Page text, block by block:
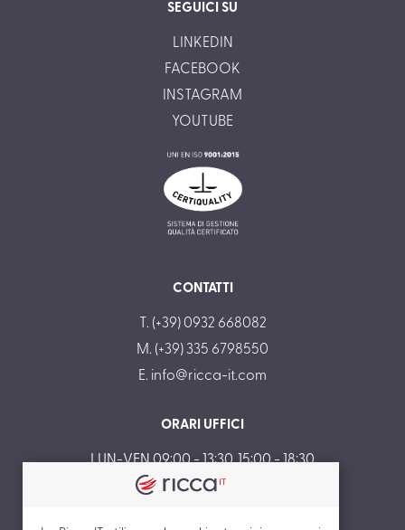
SEGUICI SU
LINKEDIN
FACEBOOK
INSTAGRAM
YOUTUBE
CONTATTI
T. (+39) 0932 668082
M. (+39) 335 6798550
E. info@ricca-it.com
ORARI UFFICI
LUN-VEN 09:00 - 13:30, 15:00 - 18:30
SAB-DOM CHIUSO